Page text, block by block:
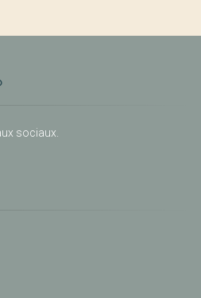
sociaux.